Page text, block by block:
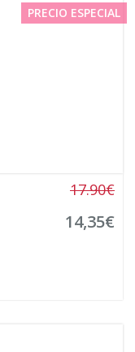
PRECIO ESPECIAL
17.90€
14,35€